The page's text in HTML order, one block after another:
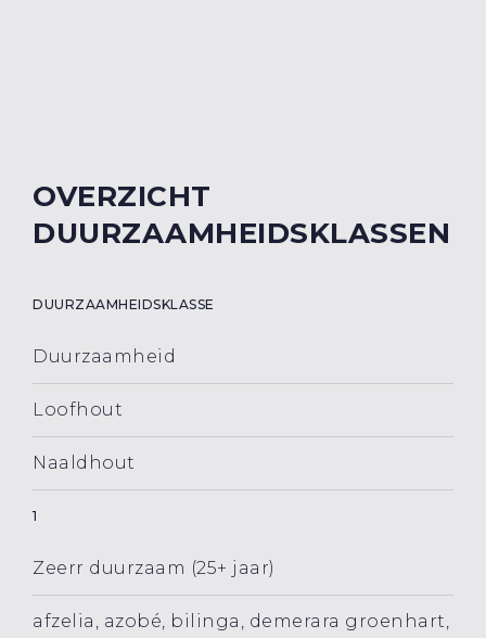
OVERZICHT
DUURZAAMHEIDSKLASSEN
DUURZAAMHEIDSKLASSE
Duurzaamheid
Loofhout
Naaldhout
1
Zeerr duurzaam (25+ jaar)
afzelia, azobé, bilinga, demerara groenhart,